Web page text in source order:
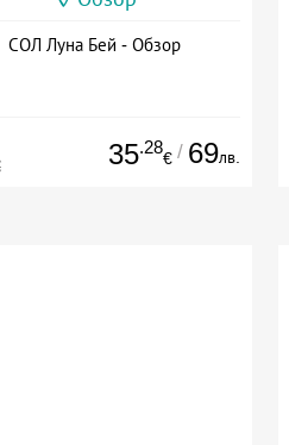
СОЛ Луна Бей - Обзор
35.28
€ / 69лв.